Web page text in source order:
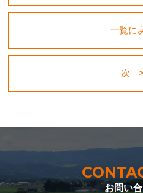
一覧に
次 >
お問い